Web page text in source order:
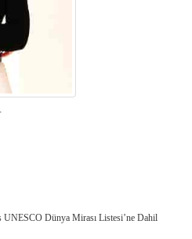
UNESCO Dünya Mirası Listesi’ne Dahil